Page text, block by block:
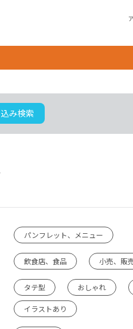
み検索
パンフレット、メニュー
飲食店、食品 小売、販
タテ型 おしゃれ
イラストあり